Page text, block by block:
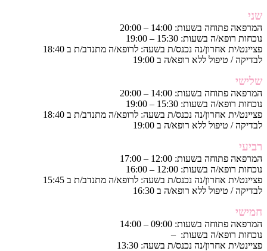
שני
המרפאה פתוחה בשעות: 14:00 – 20:00
נוכחות רופא/ה בשעות: 15:30 – 19:00
פציינט/ית אחרון/נה נכנס/ת בשעה: לרופא/ה מתנדב/ת ב 18:40
לבדיקה / טיפול ללא רופא/ה ב 19:00
שלישי
המרפאה פתוחה בשעות: 14:00 – 20:00
נוכחות רופא/ה בשעות: 15:30 – 19:00
פציינט/ית אחרון/נה נכנס/ת בשעה: לרופא/ה מתנדב/ת ב 18:40
לבדיקה / טיפול ללא רופא/ה ב 19:00
רביעי
המרפאה פתוחה בשעות: 12:00 – 17:00
נוכחות רופא/ה בשעות: 12:00 – 16:00
פציינט/ית אחרון/נה נכנס/ת בשעה: לרופא/ה מתנדב/ת ב 15:45
לבדיקה / טיפול ללא רופא/ה ב 16:30
חמישי
המרפאה פתוחה בשעות: 09:00 – 14:00
נוכחות רופא/ה בשעות: –
פציינט/ית אחרון/נה נכנס/ת בשעה: 13:30